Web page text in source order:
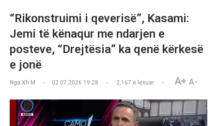
“Rikonstruimi i qeverisë”, Kasami:
Jemi të kënaqur me ndarjen e
posteve, “Drejtësia” ka qenë kërkesë
e jonë
Nga Xh M 02.07.2026 19:28 2,167 e lexuar A+ A-